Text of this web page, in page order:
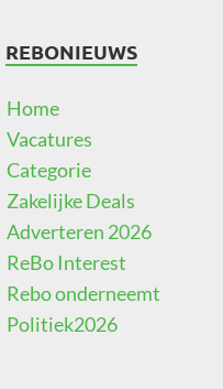
REBONIEUWS
Home
Vacatures
Categorie
Zakelijke Deals
Adverteren 2026
ReBo Interest
Rebo onderneemt
Politiek2026